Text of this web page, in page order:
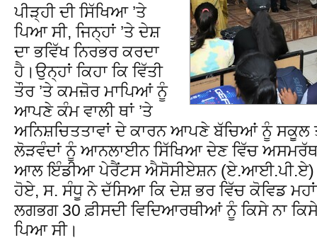
ਪੀੜ੍ਹੀ ਦੀ ਸਿੱਖਿਆ ’ਤੇ
ਪਿਆ ਸੀ, ਜਿਨ੍ਹਾਂ ’ਤੇ ਦੇਸ਼
ਦਾ ਭਵਿੱਖ ਨਿਰਭਰ ਕਰਦਾ
ਹੈ।ਉਨ੍ਹਾਂ ਕਿਹਾ ਕਿ ਵਿੱਤੀ
ਤੌਰ ’ਤੇ ਕਮਜ਼ੋਰ ਮਾਪਿਆਂ ਨੂੰ
ਆਪਣੇ ਕੰਮ ਵਾਲੀ ਥਾਂ ’ਤੇ
ਅਨਿਸ਼ਚਿਤਤਾਵਾਂ ਦੇ ਕਾਰਨ ਆਪਣੇ ਬੱਚਿਆਂ ਨੂੰ ਸਕੂਲ
ਲੋੜਵੰਦਾਂ ਨੂੰ ਆਨਲਾਈਨ ਸਿੱਖਿਆ ਦੇਣ ਵਿੱਚ
ਆਲ ਇੰਡੀਆ ਪੇਰੈਂਟਸ ਐਸੋਸੀਏਸ਼ਨ (ਏ.ਆਈ.ਪੀ.ਏ)
ਹੋਏ, ਸ. ਸੰਧੂ ਨੇ ਦੱਸਿਆ ਕਿ ਦੇਸ਼ ਭਰ ਵਿੱਚ ਕੋਵਿਡ
ਲਗਭਗ 30 ਫ਼ੀਸਦੀ ਵਿਦਿਆਰਥੀਆਂ ਨੂੰ ਕਿਸੇ ਨਾ
ਪਿਆ ਸੀ।